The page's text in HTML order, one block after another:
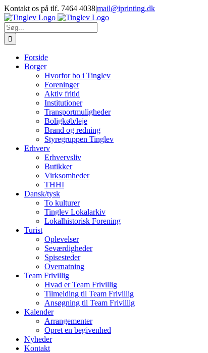
Skip
to
content
Kontakt os på tlf. 7464 4038|mail@iprinting.dk
Søg
efter:
Forside
Borger
Hvorfor bo i Tinglev
Foreninger
Aktiv fritid
Institutioner
Transportmuligheder
Boligkøb/leje
Brand og redning
Styregruppen Tinglev
Erhverv
Erhvervsliv
Butikker
Virksomheder
THHI
Dansk/tysk
To kulturer
Tinglev Lokalarkiv
Lokalhistorisk Forening
Turist
Oplevelser
Seværdigheder
Spisesteder
Overnatning
Team Frivillig
Hvad er Team Frivillig
Tilmelding til Team Frivillig
Ansøgning til Team Frivillig
Kalender
Arrangementer
Opret en begivenhed
Nyheder
Kontakt